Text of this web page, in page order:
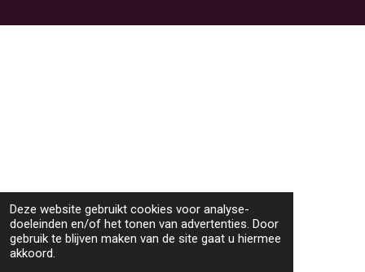
Deze website gebruikt cookies voor analyse-
doeleinden en/of het tonen van advertenties. Door
gebruik te blijven maken van de site gaat u hiermee
akkoord.